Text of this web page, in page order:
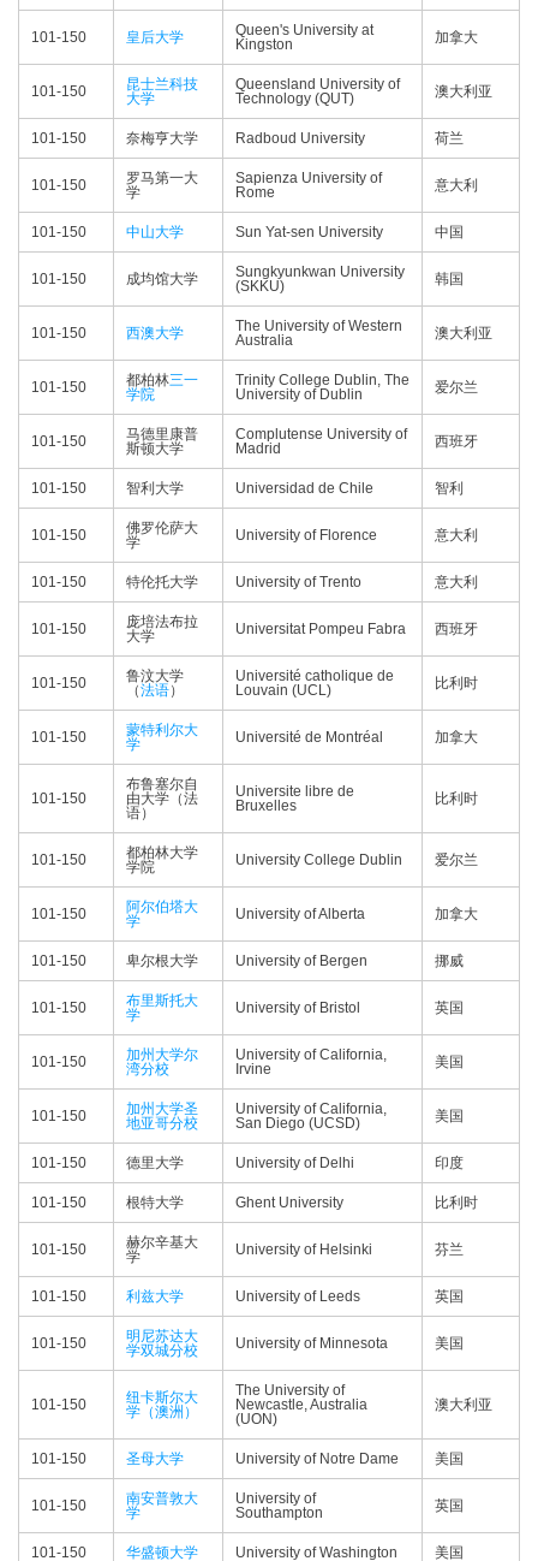
101-150 皇后大学
Queen's University at
Kingston
加拿大
101-150
昆士兰科技
大学
Queensland University of
Technology (QUT)
澳大利亚
101-150 奈梅亨大学 Radboud University 荷兰
101-150
罗马第一大
学
Sapienza University of
Rome
意大利
101-150 中山大学 Sun Yat-sen University 中国
101-150 成均馆大学
Sungkyunkwan University
(SKKU)
韩国
101-150 西澳大学
The University of Western
Australia
澳大利亚
101-150 都柏林三一
学院
Trinity College Dublin, The
University of Dublin
爱尔兰
101-150
马德里康普
斯顿大学
Complutense University of
Madrid
西班牙
101-150 智利大学 Universidad de Chile 智利
101-150
佛罗伦萨大
学
University of Florence 意大利
101-150 特伦托大学 University of Trento 意大利
101-150
庞培法布拉
大学
Universitat Pompeu Fabra 西班牙
101-150
鲁汶大学
（法语）
Université catholique de
Louvain (UCL)
比利时
101-150
蒙特利尔大
学
Université de Montréal 加拿大
101-150
布鲁塞尔自
由大学（法
语）
Universite libre de
Bruxelles
比利时
101-150
都柏林大学
学院
University College Dublin 爱尔兰
101-150
阿尔伯塔大
学
University of Alberta 加拿大
101-150 卑尔根大学 University of Bergen 挪威
101-150
布里斯托大
学
University of Bristol 英国
101-150
加州大学尔
湾分校
University of California,
Irvine
美国
101-150
加州大学圣
地亚哥分校
University of California,
San Diego (UCSD)
美国
101-150 德里大学 University of Delhi 印度
101-150 根特大学 Ghent University 比利时
101-150
赫尔辛基大
学
University of Helsinki 芬兰
101-150 利兹大学 University of Leeds 英国
101-150
明尼苏达大
学双城分校
University of Minnesota 美国
101-150
纽卡斯尔大
学（澳洲）
The University of
Newcastle, Australia
(UON)
澳大利亚
101-150 圣母大学 University of Notre Dame 美国
101-150
南安普敦大
学
University of
Southampton
英国
101-150 华盛顿大学 University of Washington 美国